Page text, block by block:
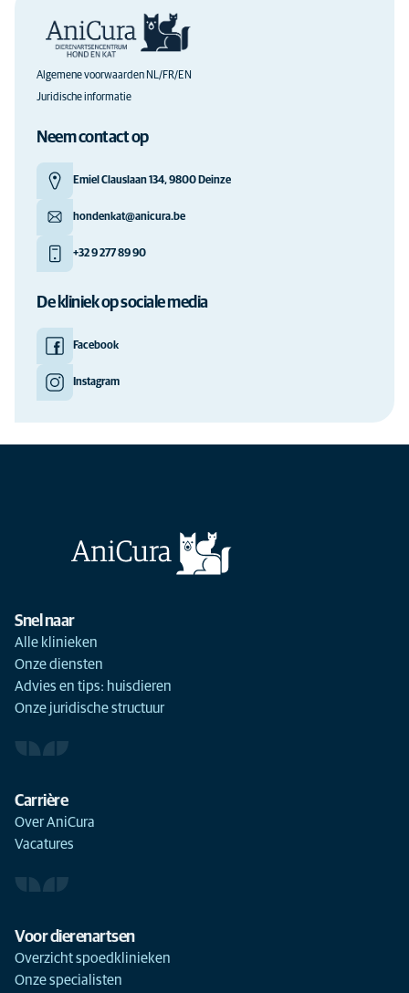
Algemene voorwaarden NL/FR/EN
Juridische informatie
Neem contact op
Emiel Clauslaan 134, 9800 Deinze
hondenkat@anicura.be
+32 9 277 89 90
De kliniek op sociale media
Facebook
Instagram
Snel naar
Alle klinieken
Onze diensten
Advies en tips: huisdieren
Onze juridische structuur
Carrière
Over AniCura
Vacatures
Voor dierenartsen
Overzicht spoedklinieken
Onze specialisten